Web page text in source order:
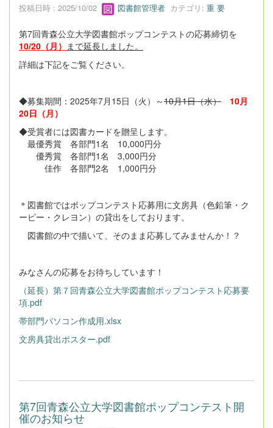
投稿日時 : 2025/10/02 図書館管理者 カテゴリ: 重 要
第7回青森公立大学図書館ポップコンテストの応募締切を
10/20（月） まで延長しました。
詳細は下記をご覧ください。
◆募集期間：2025年7月15日（火）～10月1日（水）
10月
20日（月）
◆受賞者には図書カードを贈呈します。
最優秀賞 各部門1名 10,000円分
優秀賞 各部門1名 3,000円分
佳作 各部門2名 1,000円分
＊図書館ではポップコンテスト応募用に文房具（色鉛筆・ク
ーピー・クレヨン）の貸出をしております。
図書館の中で描いて、そのまま応募してみませんか！？
みなさんの応募をお待ちしています！
（延長）第７回青森公立大学図書館ポップコンテスト応募要
項.pdf
帯部門パソコン作成用.xlsx
文房具貸出ポスター.pdf
第7回青森公立大学図書館ポップコンテスト開
催のお知らせ